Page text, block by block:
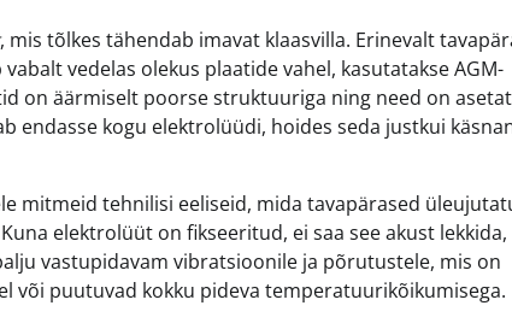
, mis tõlkes tähendab imavat klaasvilla. Erinevalt
vedelas olekus plaatide vahel, kasutatakse AGM-
on äärmiselt poorse struktuuriga ning need on
endasse kogu elektrolüüdi, hoides seda justkui
mitmeid tehnilisi eeliseid, mida tavapärased
elektrolüüt on fikseeritud, ei saa see akust lekkida,
vastupidavam vibratsioonile ja põrutustele, mis on
või puutuvad kokku pideva temperatuurikõikumisega.